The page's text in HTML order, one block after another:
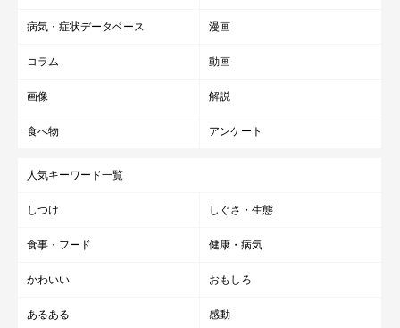
病気・症状データベース 漫画
コラム 動画
画像 解説
食べ物 アンケート
人気キーワード一覧
しつけ しぐさ・生態
食事・フード 健康・病気
かわいい おもしろ
あるある 感動